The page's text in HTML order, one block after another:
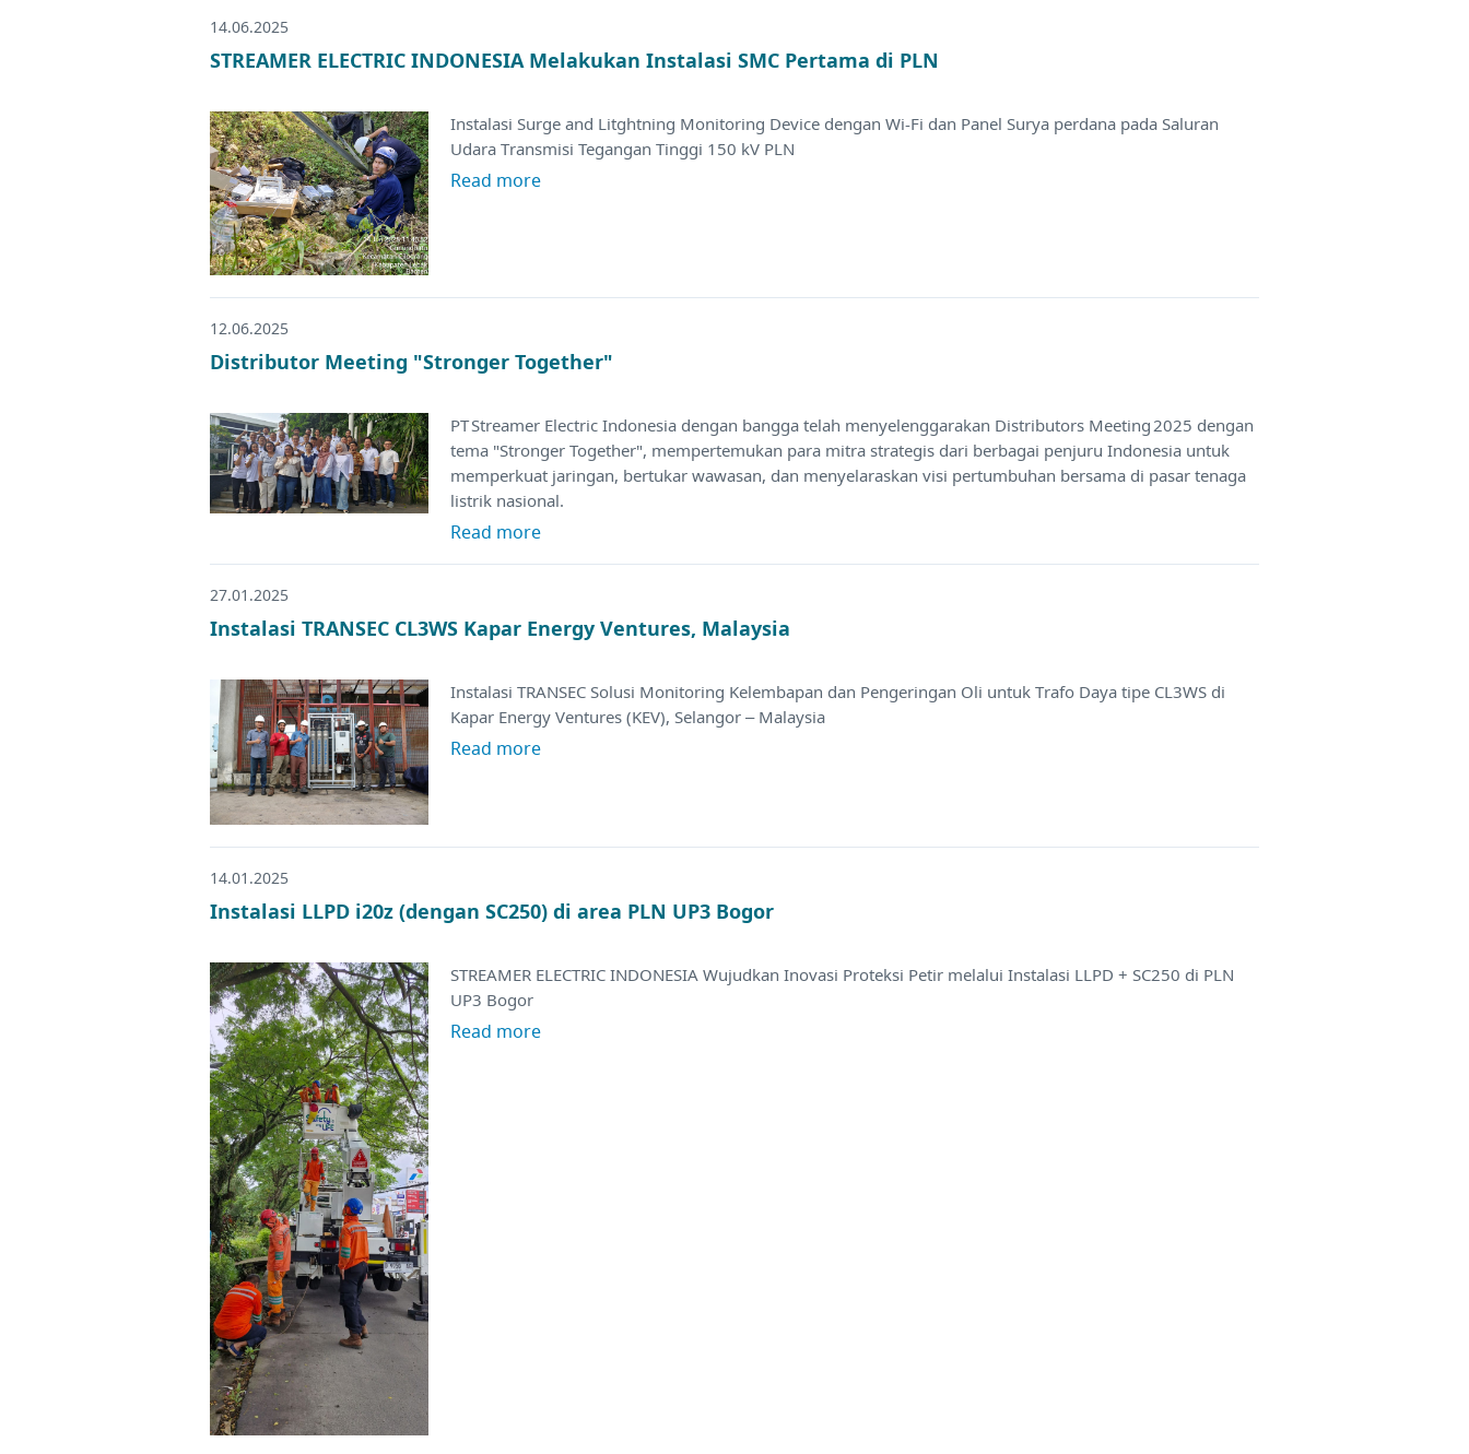
14.06.2025
STREAMER ELECTRIC INDONESIA Melakukan Instalasi SMC Pertama di PLN
Instalasi Surge and Litghtning Monitoring Device dengan Wi-Fi dan Panel Surya perdana pada Saluran
Udara Transmisi Tegangan Tinggi 150 kV PLN
Read more
12.06.2025
Distributor Meeting "Stronger Together"
PT Streamer Electric Indonesia dengan bangga telah menyelenggarakan Distributors Meeting 2025 dengan
tema "Stronger Together", mempertemukan para mitra strategis dari berbagai penjuru Indonesia untuk
memperkuat jaringan, bertukar wawasan, dan menyelaraskan visi pertumbuhan bersama di pasar tenaga
listrik nasional.
Read more
27.01.2025
Instalasi TRANSEC CL3WS Kapar Energy Ventures, Malaysia
Instalasi TRANSEC Solusi Monitoring Kelembapan dan Pengeringan Oli untuk Trafo Daya tipe CL3WS di
Kapar Energy Ventures (KEV), Selangor – Malaysia
Read more
14.01.2025
Instalasi LLPD i20z (dengan SC250) di area PLN UP3 Bogor
STREAMER ELECTRIC INDONESIA Wujudkan Inovasi Proteksi Petir melalui Instalasi LLPD + SC250 di PLN
UP3 Bogor
Read more